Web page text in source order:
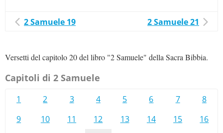
2 Samuele 19 2 Samuele 21
Versetti del capitolo 20 del libro "2 Samuele" della Sacra Bibbia.
Capitoli di 2 Samuele
1 2 3 4 5 6 7
8
9
10 11 12 13 14 15
16